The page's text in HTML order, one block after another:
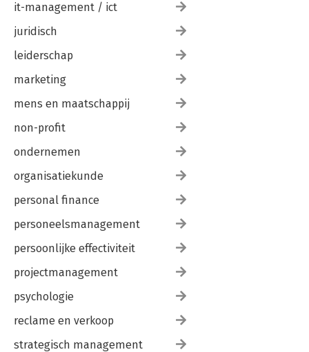
it-management / ict
juridisch
leiderschap
marketing
mens en maatschappij
non-profit
ondernemen
organisatiekunde
personal finance
personeelsmanagement
persoonlijke effectiviteit
projectmanagement
psychologie
reclame en verkoop
strategisch management